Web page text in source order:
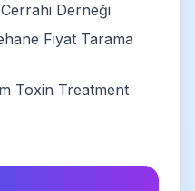
Derneği
Fiyat Tarama
Toxin Treatment